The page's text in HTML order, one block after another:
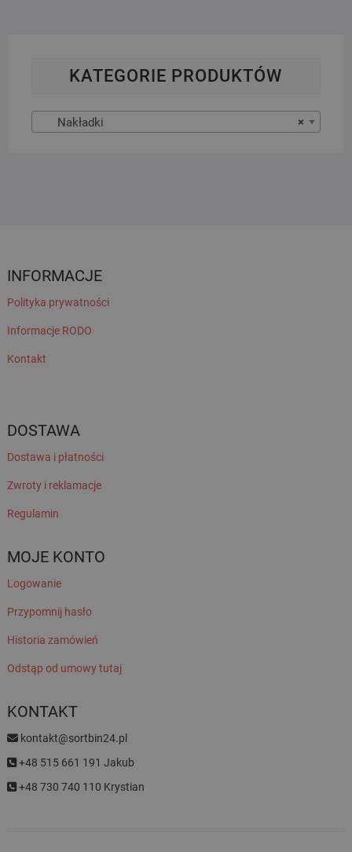
KATEGORIE PRODUKTÓW
×
Nakładki
INFORMACJE
Polityka prywatności
Informacje RODO
Kontakt
DOSTAWA
Dostawa i płatności
Zwroty i reklamacje
Regulamin
MOJE KONTO
Logowanie
Przypomnij hasło
Historia zamówień
Odstąp od umowy tutaj
KONTAKT
kontakt@sortbin24.pl
+48 515 661 191 Jakub
+48 730 740 110 Krystian